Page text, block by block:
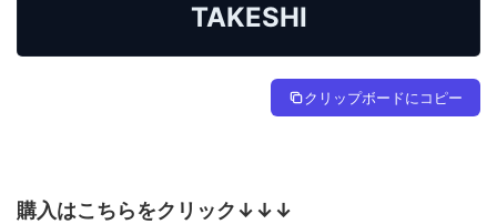
TAKESHI
クリップボードにコピー
購入はこちらをクリック↓↓↓